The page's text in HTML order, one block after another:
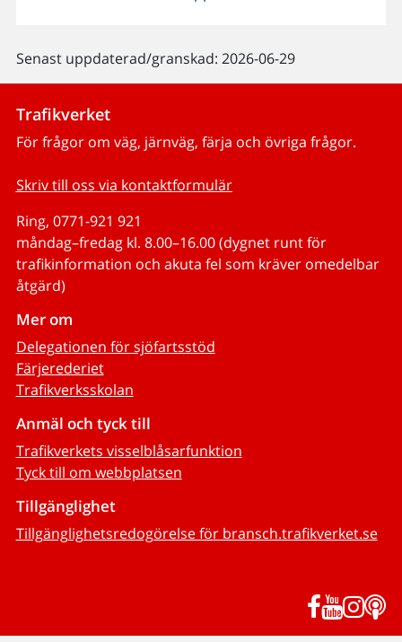
Senast uppdaterad/granskad: 2026-06-29
Trafikverket
För frågor om väg, järnväg, färja och övriga frågor.
Skriv till oss via kontaktformulär
Ring, 0771-921 921
måndag–fredag kl. 8.00–16.00 (dygnet runt för
trafikinformation och akuta fel som kräver omedelbar
åtgärd)
Mer om
Delegationen för sjöfartsstöd
Färjerederiet
Trafikverksskolan
Anmäl och tyck till
Trafikverkets visselblåsarfunktion
Tyck till om webbplatsen
Tillgänglighet
Tillgänglighetsredogörelse för bransch.trafikverket.se
Facebook
YouTube